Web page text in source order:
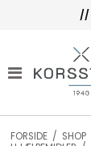
FORSIDE / SHOP